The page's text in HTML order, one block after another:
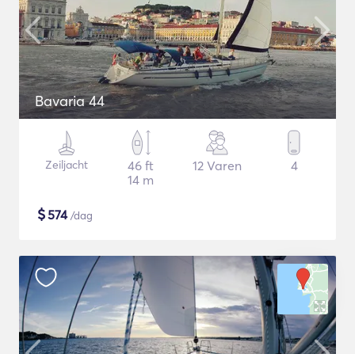
Bavaria 44
Zeiljacht
46 ft
14 m
12 Varen 4
$574/dag